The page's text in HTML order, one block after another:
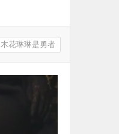
木花琳琳是勇者